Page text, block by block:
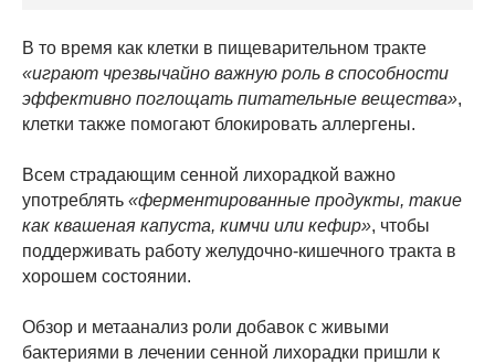
В то время как клетки в пищеварительном тракте
«играют чрезвычайно важную роль в способности
эффективно поглощать питательные вещества»,
клетки также помогают блокировать аллергены.
Всем страдающим сенной лихорадкой важно
употреблять «ферментированные продукты, такие
как квашеная капуста, кимчи или кефир», чтобы
поддерживать работу желудочно-кишечного тракта в
хорошем состоянии.
Обзор и метаанализ роли добавок с живыми
бактериями в лечении сенной лихорадки пришли к